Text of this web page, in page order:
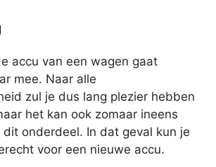
accu van een wagen gaat
mee. Naar alle
zul je dus lang plezier hebben
het kan ook zomaar ineens
dit onderdeel. In dat geval kun je
voor een nieuwe accu.